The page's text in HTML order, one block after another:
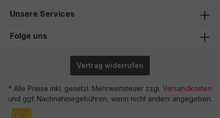
Unsere Services
Folge uns
Vertrag widerrufen
* Alle Preise inkl. gesetzl. Mehrwertsteuer zzgl. Versandkosten
und ggf. Nachnahmegebühren, wenn nicht anders angegeben.